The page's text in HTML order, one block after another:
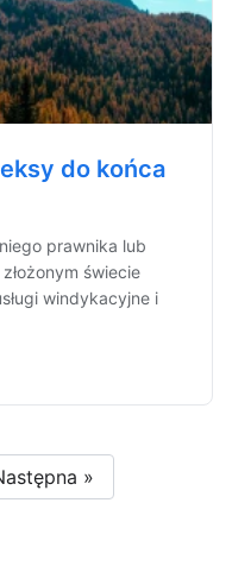
do końca
prawnika lub
świecie
windykacyjne i
»